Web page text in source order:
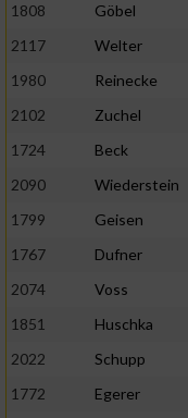
1808
Göbel
2117
Welter
1980
Reinecke
2102
Zuchel
1724
Beck
2090
Wiederstein
1799
Geisen
1767
Dufner
2074
Voss
1851
Huschka
2022
Schupp
1772
Egerer